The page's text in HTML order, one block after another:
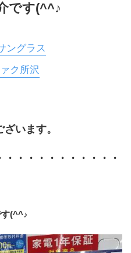
です(^^♪
ングラス
ク所沢
います。
・・・・・・・・・・・
(^^♪